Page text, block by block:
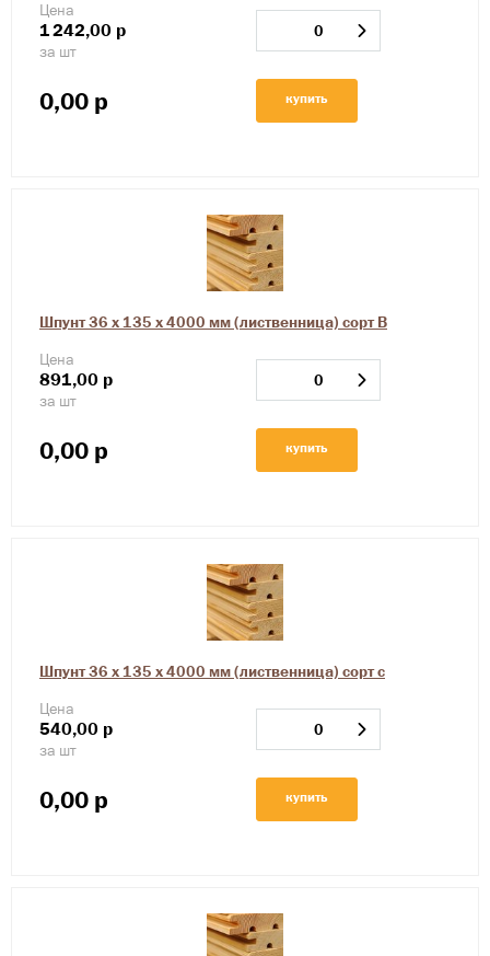
Цена
1242,00 р
за шт
0,00 р купить
Шпунт 36 х 135 х 4000 мм (лиственница) сорт В
Цена
891,00 р
за шт
0,00 р купить
Шпунт 36 х 135 х 4000 мм (лиственница) сорт с
Цена
540,00 р
за шт
0,00 р купить